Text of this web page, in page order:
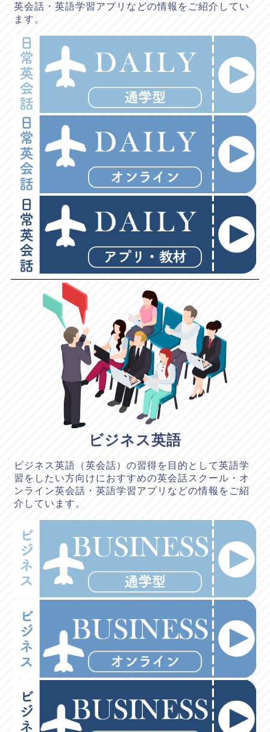
英会話・英語学習アプリなどの情報をご紹介してい
ます。
ビジネス英語
ビジネス英語（英会話）の習得を目的として英語学
習をしたい方向けにおすすめの英会話スクール・オ
ンライン英会話・英語学習アプリなどの情報をご紹
介しています。